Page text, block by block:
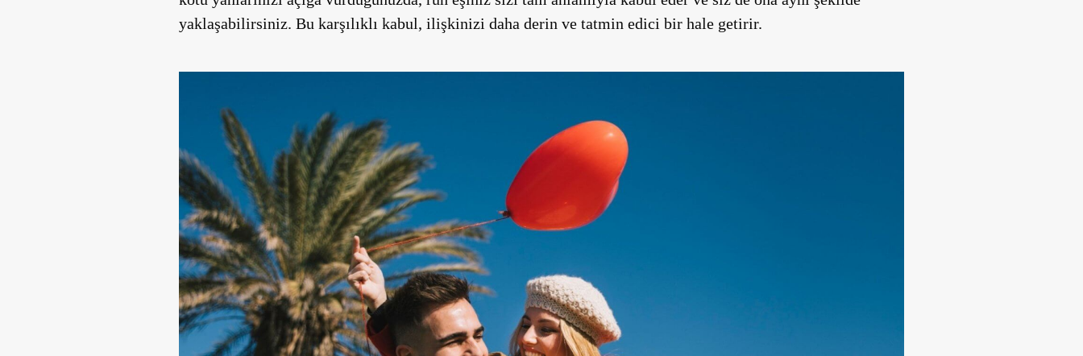
yaklaşabilirsiniz. Bu karşılıklı kabul, ilişkinizi daha derin ve tatmin edici bir hale getirir.